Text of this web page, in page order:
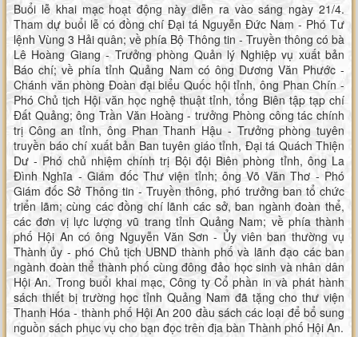
Buổi lễ khai mạc hoạt động này diễn ra vào sáng ngày 21/4.
Tham dự buổi lễ có đồng chí Đại tá Nguyễn Đức Nam - Phó Tư
lệnh Vùng 3 Hải quân; về phía Bộ Thông tin - Truyền thông có bà
Lê Hoàng Giang - Trưởng phòng Quản lý Nghiệp vụ xuất bản
Báo chí; về phía tỉnh Quảng Nam có ông Dương Văn Phước -
Chánh văn phòng Đoàn đại biểu Quốc hội tỉnh, ông Phan Chín -
Phó Chủ tịch Hội văn học nghệ thuật tỉnh, tổng Biên tập tạp chí
Đất Quảng; ông Trần Văn Hoàng - trưởng Phòng công tác chính
trị Công an tỉnh, ông Phan Thanh Hậu - Trưởng phòng tuyên
truyền báo chí xuất bản Ban tuyên giáo tỉnh, Đại tá Quách Thiện
Dư - Phó chủ nhiệm chính trị Bội đội Biên phòng tỉnh, ông La
Đình Nghĩa - Giám đốc Thư viện tỉnh; ông Võ Văn Thơ - Phó
Giám đốc Sở Thông tin - Truyền thông, phó trưởng ban tổ chức
triển lãm; cùng các đồng chí lãnh các sở, ban ngành đoàn thể,
các đơn vị lực lượng vũ trang tỉnh Quảng Nam; về phía thành
phố Hội An có ông Nguyễn Văn Sơn - Ủy viên ban thường vụ
Thành ủy - phó Chủ tịch UBND thành phố và lãnh đạo các ban
ngành đoàn thể thành phố cùng đông đảo học sinh và nhân dân
Hội An. Trong buổi khai mạc, Công ty Cổ phần in và phát hành
sách thiết bị trường học tỉnh Quảng Nam đã tặng cho thư viện
Thanh Hóa - thành phố Hội An 200 đầu sách các loại để bổ sung
nguồn sách phục vụ cho bạn đọc trên địa bàn Thành phố Hội An.